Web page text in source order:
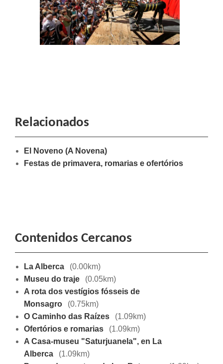
Relacionados
El Noveno (A Novena)
Festas de primavera, romarias e ofertórios
Contenidos Cercanos
La Alberca
(0.00km)
Museu do traje
(0.05km)
A rota dos vestígios fósseis de
Monsagro
(0.75km)
O Caminho das Raízes
(1.09km)
Ofertórios e romarias
(1.09km)
A Casa-museu "Saturjuanela", en La
Alberca
(1.09km)